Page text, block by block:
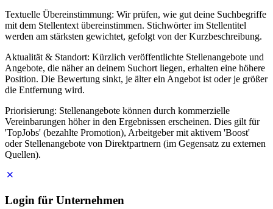
Textuelle Übereinstimmung: Wir prüfen, wie gut deine Suchbegriffe
mit dem Stellentext übereinstimmen. Stichwörter im Stellentitel
werden am stärksten gewichtet, gefolgt von der Kurzbeschreibung.
Aktualität & Standort: Kürzlich veröffentlichte Stellenangebote und
Angebote, die näher an deinem Suchort liegen, erhalten eine höhere
Position. Die Bewertung sinkt, je älter ein Angebot ist oder je größer
die Entfernung wird.
Priorisierung: Stellenangebote können durch kommerzielle
Vereinbarungen höher in den Ergebnissen erscheinen. Dies gilt für
'TopJobs' (bezahlte Promotion), Arbeitgeber mit aktivem 'Boost'
oder Stellenangebote von Direktpartnern (im Gegensatz zu externen
Quellen).
Login für Unternehmen